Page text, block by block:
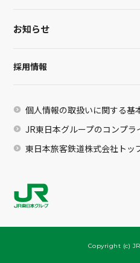
お知らせ
採用情報
個人情報の取扱いに関する基
JR東日本グループのコンプラ
東日本旅客鉄道株式会社トッ
Copyright (c)